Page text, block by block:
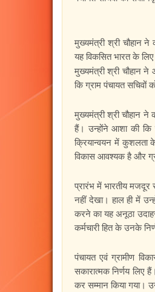
मुख्यमंत्री श्री चौहान ने
यह विकसित भारत के
मुख्यमंत्री श्री चौहान
कि ग्राम पंचायत सचिवों
मुख्यमंत्री श्री चौहान
हैं। उन्होंने आशा की कि
क्रियान्वयन में कुशलता
विकास आवश्यक है और
प्रारंभ में भारतीय
नहीं देखा। हाल ही में
करने का यह अनूठा
कर्मचारी हित के उनके
पंचायत एवं ग्रामीण
सकारात्मक निर्णय लिए
कर सम्मान किया गया।